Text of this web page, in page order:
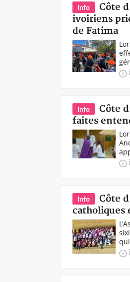
Info
Côte
ivoiriens
de Fatima
Info
Côte
faites
Info
Côte
catholiques